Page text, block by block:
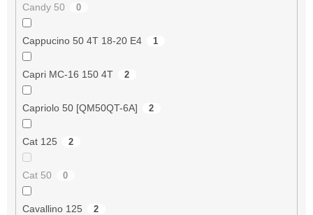
Candy 50 0
Cappucino 50 4T 18-20 E4 1
Capri MC-16 150 4T 2
Capriolo 50 [QM50QT-6A] 2
Cat 125 2
Cat 50 0
Cavallino 125 2